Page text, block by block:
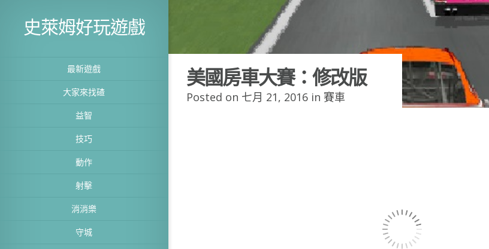
史萊姆好玩遊戲
最新遊戲
大家來找碴
益智
技巧
動作
射擊
消消樂
守城
美國房車大賽：修改版
Posted on 七月 21, 2016 in 賽車